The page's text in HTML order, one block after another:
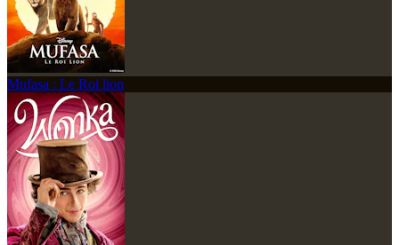
Mufasa : Le Roi lion